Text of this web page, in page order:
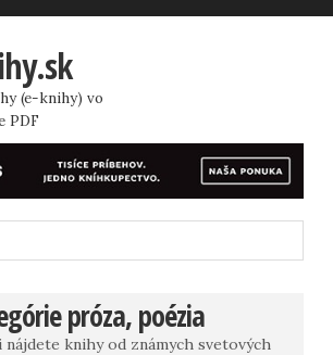
(e-knihy) vo
PDF
próza, poézia
knihy od známych svetových